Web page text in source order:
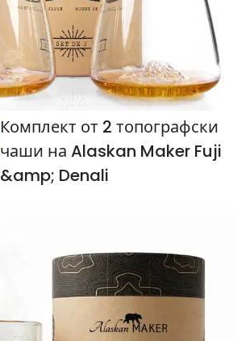
Комплект от 2 топографски
чаши на Alaskan Maker Fuji
&amp; Denali